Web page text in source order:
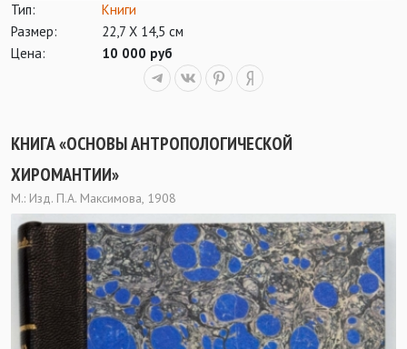
Тип:
Книги
Размер:
22,7 Х 14,5 см
Цена:
10 000 руб
КНИГА «ОСНОВЫ АНТРОПОЛОГИЧЕСКОЙ
ХИРОМАНТИИ»
М.: Изд. П.А. Максимова, 1908